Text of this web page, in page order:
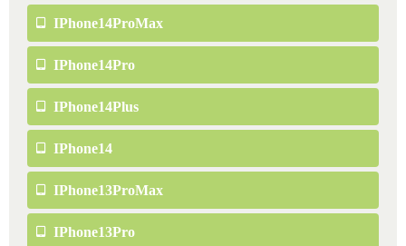
IPhone14ProMax
IPhone14Pro
IPhone14Plus
IPhone14
IPhone13ProMax
IPhone13Pro